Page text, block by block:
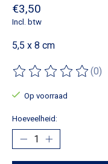
€3,50
Incl. btw
5,5 x 8 cm
De beoordeling van(0)
Op voorraad
Hoeveelheid: